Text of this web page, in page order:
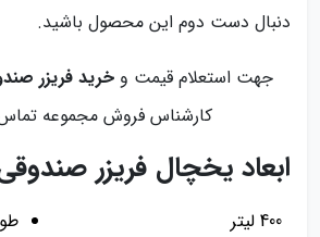
دنبال دست دوم این محصول باشید.
جهت استعلام قیمت و خرید فریزر
کارشناس فروش مجموعه
ابعاد یخچال فریزر
400 لیتر